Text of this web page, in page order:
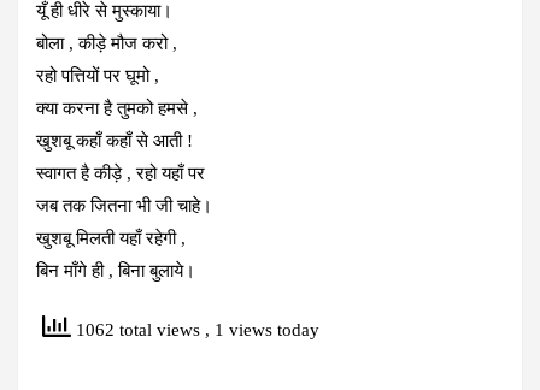
यूँ ही धीरे से मुस्काया।
बोला , कीड़े मौज करो ,
रहो पत्तियों पर घूमो ,
क्या करना है तुमको हमसे ,
खुशबू कहाँ कहाँ से आती !
स्वागत है कीड़े , रहो यहाँ पर
जब तक जितना भी जी चाहे।
खुशबू मिलती यहाँ रहेगी ,
बिन माँगे ही , बिना बुलाये।
1062 total views , 1 views today